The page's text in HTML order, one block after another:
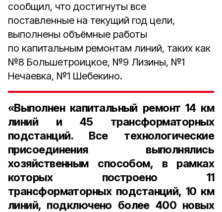
сообщил, что достигнуты все
поставленные на текущий год цели,
выполнены объёмные работы
по капитальным ремонтам линий, таких как
№8 Большетроицкое, №9 Лизины, №1
Нечаевка, №1 Шебекино.
«Выполнен капитальный ремонт14 км
линий и 45 трансформаторных
подстанций. Все технологические
присоединения выполнялись
хозяйственным способом, в рамках
которых построено 11
трансформаторных подстанций, 10 км
линий, подключено более 400 новых